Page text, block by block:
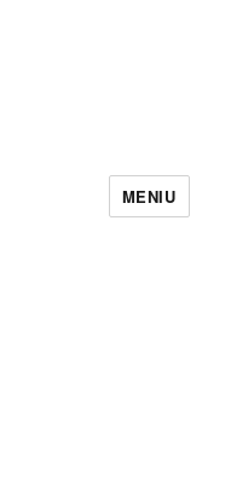
MENIU